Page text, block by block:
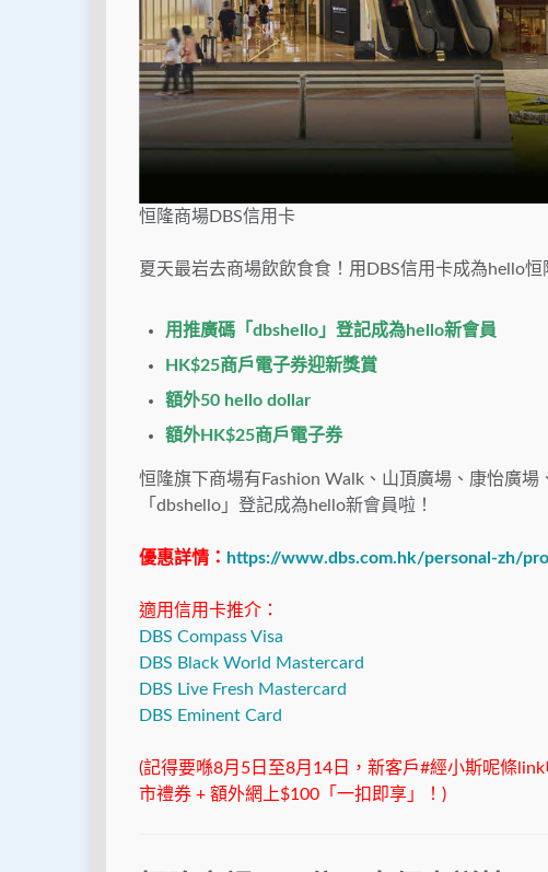
恒隆商場DBS信用卡
夏天最岩去商場飲飲食食！用DBS信用卡成為hello恒
用推廣碼「dbshello」登記成為hello新會員
HK$25商戶電子券迎新獎賞
額外50 hello dollar
額外HK$25商戶電子券
恒隆旗下商場有Fashion Walk、山頂廣場、康怡廣
「dbshello」登記成為hello新會員啦！
優惠詳情： https://www.dbs.com.hk/personal-zh/
適用信用卡推介：
DBS Compass Visa
DBS Black World Mastercard
DBS Live Fresh Mastercard
DBS Eminent Card
(記得要喺8月5日至8月14日，新客戶#經小斯呢條
市禮券 + 額外網上$100「一扣即享」！)